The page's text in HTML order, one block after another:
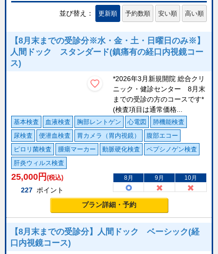
並び替え： 更新順 予約数順 安い順 高い順
【8月末までの受診分※水・金・土・日曜日のみ※】
人間ドック スタンダード(鎮痛有の経口内視鏡コー
ス)
*2026年3月新規開院 総合クリ
ニック・健診センター 8月末
までの受診の方のコースです*
(検査項目は通常価格...
基本検査 血液検査 胸部レントゲン 心電図
肺機能検査
尿検査
便潜血検査 胃カメラ（胃内視鏡）
腹部エコー
ピロリ菌検査
腫瘍マーカー 動脈硬化検査
ペプシノゲン検査
肝炎ウィルス検査
25,000 円 (税込)
227 ポイント
8月 9月 10月
プラン詳細・予約
【8月末までの受診分】人間ドック ベーシック(経
口内視鏡コース)